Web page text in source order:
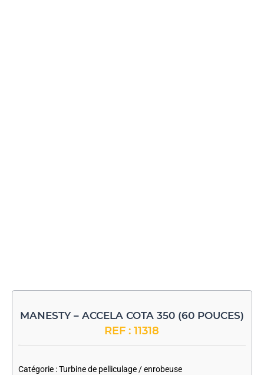
MANESTY – ACCELA COTA 350 (60 POUCES)
REF : 11318
-
Catégorie :Turbine de pelliculage / enrobeuse